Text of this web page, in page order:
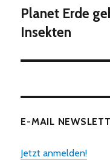
Nächster
Beitrag:
Planet Erde
Insekten
E-MAIL
Jetzt anmelden!